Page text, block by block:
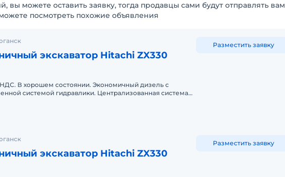
вы можете оставить заявку, тогда продавцы сами будут отправлять вам
посмотреть похожие объявления
экскаватор Hitachi ZX330
В хорошем состоянии. Экономичный дизель с
системой гидравлики. Централизованная система
Разместить заявку
экскаватор Hitachi ZX330
Разместить заявку